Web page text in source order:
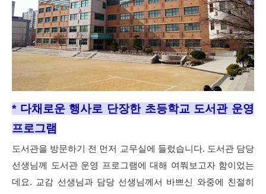
* 다채로운 행사로 단장한 초등학교 도서관 운영
프로그램
도서관을 방문하기 전 먼저 교무실에 들렀습니다. 도서관 담당
선생님께 도서관 운영 프로그램에 대해 여쭤보고자 함이었는
데요. 교감 선생님과 담당 선생님께서 바쁘신 와중에 친절히